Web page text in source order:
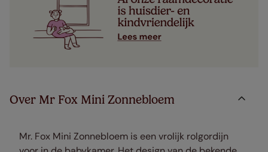
Over Mr Fox Mini Zonnebloem
Mr. Fox Mini Zonnebloem is een vrolijk rolgordijn